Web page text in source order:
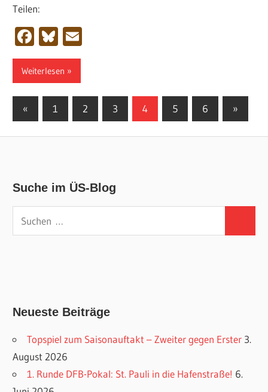
Teilen:
Facebook
Bluesky
Weiterlesen
Seitennummerierung
« Vorherige
Beiträge
1 2 3 4 5 6
Nächste
Beiträge
»
Suche im ÜS-Blog
Neueste Beiträge
Topspiel zum Saisonauftakt – Zweiter gegen Erster 3.
August 2026
1. Runde DFB-Pokal: St. Pauli in die Hafenstraße! 6.